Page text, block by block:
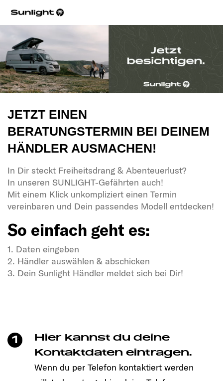
JETZT EINEN
BERATUNGSTERMIN BEI DEINEM
HÄNDLER AUSMACHEN!
In Dir steckt Freiheitsdrang & Abenteuerlust?
In unseren SUNLIGHT-Gefährten auch!
Mit einem Klick unkompliziert einen Termin
vereinbaren und Dein passendes Modell entdecken!
So einfach geht es:
1. Daten eingeben
2. Händler auswählen & abschicken
3. Dein Sunlight Händler meldet sich bei Dir!
So einfach geht es:
1. Daten eingeben
1
Hier kannst du deine
Kontaktdaten eintragen.
Wenn du per Telefon kontaktiert werden